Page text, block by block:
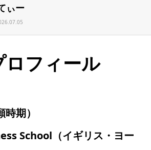
ぃー
ロフィール
期）
School（イギリス・ヨー